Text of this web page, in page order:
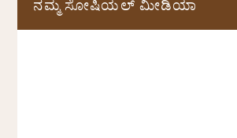
ನಮ್ಮ ಸೋಷಿಯಲ್‌ ಮೀಡಿಯಾ